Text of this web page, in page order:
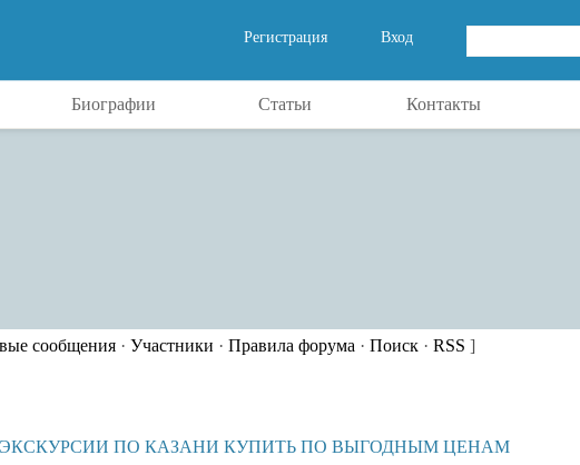
Вход
Регистрация
Биографии Статьи Контакты
сообщения· Участники · Правила форума · Поиск· RSS ]
ЭКСКУРСИИ ПО КАЗАНИ КУПИТЬ ПО ВЫГОДНЫМ ЦЕНАМ